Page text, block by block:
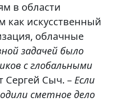
в области
как искусственный
облачные
задачей было
с глобальными
Сергей Сыч. – Если
сметное дело